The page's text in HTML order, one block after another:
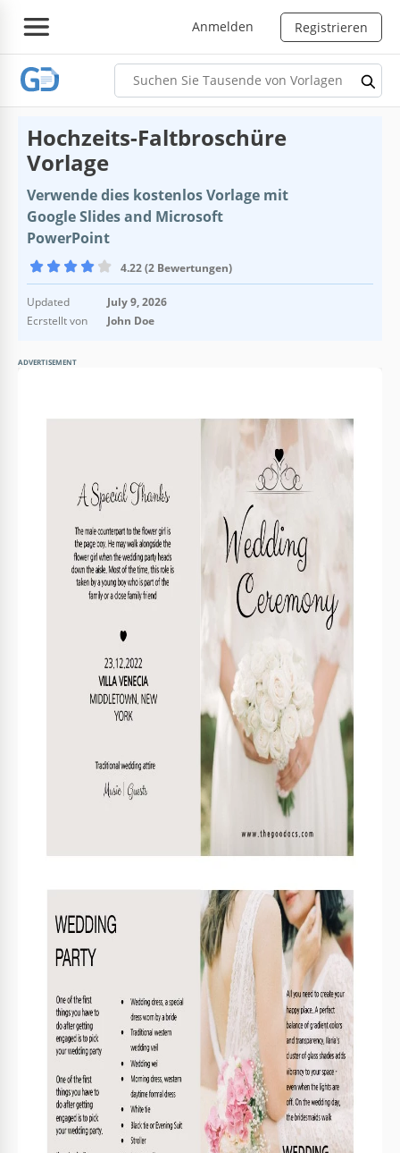
Anmelden Registrieren
Hochzeits-Faltbroschüre
Vorlage
Verwende dies kostenlos Vorlage mit
Google Slides and Microsoft
PowerPoint
4.22 (2 Bewertungen)
Updated
July 9, 2026
Ecrstellt von
John Doe
ADVERTISEMENT